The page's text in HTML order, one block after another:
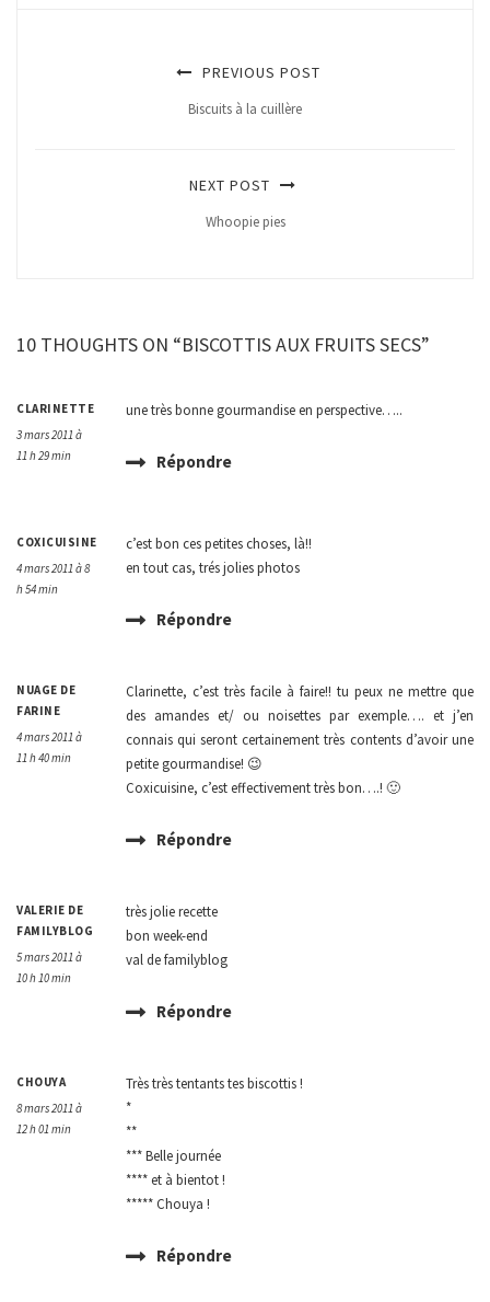
PREVIOUS POST
Biscuits à la cuillère
NEXT POST
Whoopie pies
10 THOUGHTS ON “BISCOTTIS AUX FRUITS SECS”
CLARINETTE
3 mars 2011 à
11 h 29 min
une très bonne gourmandise en perspective…..
Répondre
COXICUISINE
4 mars 2011 à 8
h 54 min
c’est bon ces petites choses, là!!
en tout cas, trés jolies photos
Répondre
NUAGE DE
FARINE
4 mars 2011 à
11 h 40 min
Clarinette, c’est très facile à faire!! tu peux ne mettre que
des amandes et/ ou noisettes par exemple…. et j’en
connais qui seront certainement très contents d’avoir une
petite gourmandise! 😉
Coxicuisine, c’est effectivement très bon….! 🙂
Répondre
VALERIE DE
FAMILYBLOG
5 mars 2011 à
10 h 10 min
très jolie recette
bon week-end
val de familyblog
Répondre
CHOUYA
8 mars 2011 à
12 h 01 min
Très très tentants tes biscottis !
*
**
*** Belle journée
**** et à bientot !
***** Chouya !
Répondre